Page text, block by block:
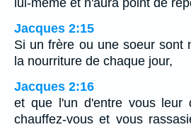
Jacques 2:15
Si un frère ou une soeur sont
la nourriture de chaque jour,
Jacques 2:16
et que l'un d'entre vous leur
chauffez-vous et vous